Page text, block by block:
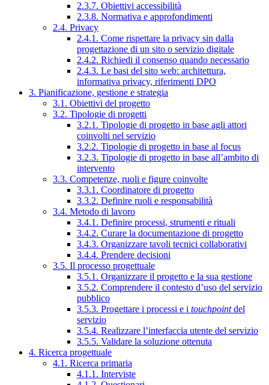
2.3.7. Obiettivi accessibilità
2.3.8. Normativa e approfondimenti
2.4. Privacy
2.4.1. Come rispettare la privacy sin dalla
progettazione di un sito o servizio digitale
2.4.2. Richiedi il consenso quando necessario
2.4.3. Le basi del sito web: architettura,
informativa privacy, riferimenti DPO
3. Pianificazione, gestione e strategia
3.1. Obiettivi del progetto
3.2. Tipologie di progetti
3.2.1. Tipologie di progetto in base agli attori
coinvolti nel servizio
3.2.2. Tipologie di progetto in base al focus
3.2.3. Tipologie di progetto in base all’ambito di
intervento
3.3. Competenze, ruoli e figure coinvolte
3.3.1. Coordinatore di progetto
3.3.2. Definire ruoli e responsabilità
3.4. Metodo di lavoro
3.4.1. Definire processi, strumenti e rituali
3.4.2. Curare la documentazione di progetto
3.4.3. Organizzare tavoli tecnici collaborativi
3.4.4. Prendere decisioni
3.5. Il processo progettuale
3.5.1. Organizzare il progetto e la sua gestione
3.5.2. Comprendere il contesto d’uso del servizio
pubblico
3.5.3. Progettare i processi e i touchpointdel
servizio
3.5.4. Realizzare l’interfaccia utente del servizio
3.5.5. Validare la soluzione ottenuta
4. Ricerca progettuale
4.1. Ricerca primaria
4.1.1. Interviste